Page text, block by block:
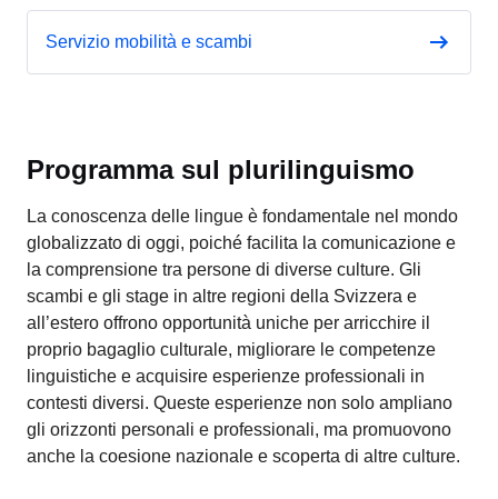
Servizio mobilità e scambi
Programma sul plurilinguismo
La conoscenza delle lingue è fondamentale nel mondo
globalizzato di oggi, poiché facilita la comunicazione e
la comprensione tra persone di diverse culture. Gli
scambi e gli stage in altre regioni della Svizzera e
all’estero offrono opportunità uniche per arricchire il
proprio bagaglio culturale, migliorare le competenze
linguistiche e acquisire esperienze professionali in
contesti diversi. Queste esperienze non solo ampliano
gli orizzonti personali e professionali, ma promuovono
anche la coesione nazionale e scoperta di altre culture.